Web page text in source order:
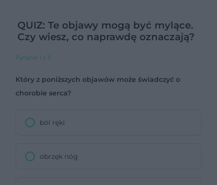
QUIZ: Te objawy mogą być mylące.
Czy wiesz, co naprawdę oznaczają?
Pytanie 1 z 11
Który z poniższych objawów może świadczyć o
chorobie serca?
ból ręki
obrzęk nóg